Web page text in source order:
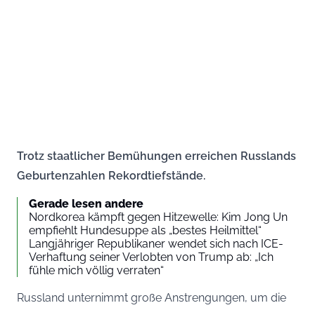
Trotz staatlicher Bemühungen erreichen Russlands
Geburtenzahlen Rekordtiefstände.
Gerade lesen andere
Nordkorea kämpft gegen Hitzewelle: Kim Jong Un
empfiehlt Hundesuppe als „bestes Heilmittel“
Langjähriger Republikaner wendet sich nach ICE-
Verhaftung seiner Verlobten von Trump ab: „Ich
fühle mich völlig verraten“
Russland unternimmt große Anstrengungen, um die